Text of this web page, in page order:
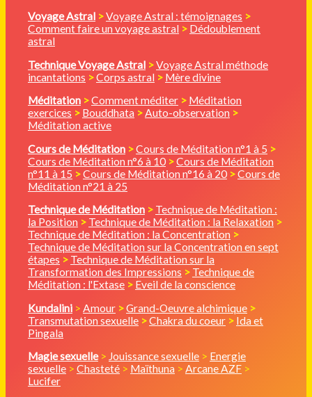
Voyage Astral >Voyage Astral : témoignages >
Comment faire un voyage astral > Dédoublement
astral
Technique Voyage Astral >Voyage Astral méthode
incantations >Corps astral > Mère divine
Méditation >Comment méditer > Méditation
exercices > Bouddhata >Auto-observation >
Méditation active
Cours de Méditation >Cours de Méditation n°1 à 5 >
Cours de Méditation n°6 à 10 >Cours de Méditation
n°11 à 15 >Cours de Méditation n°16 à 20 >Cours de
Méditation n°21 à 25
Technique de Méditation > Technique de Méditation :
la Position > Technique de Méditation : la Relaxation >
Technique de Méditation : la Concentration >
Technique de Méditation sur la Concentration en sept
étapes > Technique de Méditation sur la
Transformation des Impressions > Technique de
Méditation : l'Extase > Eveil de la conscience
Kundalini > Amour >Grand-Oeuvre alchimique >
Transmutation sexuelle >Chakra du coeur > Ida et
Pingala
Magie sexuelle> Jouissance sexuelle > Energie
sexuelle > Chasteté > Maïthuna > Arcane AZF >
Lucifer